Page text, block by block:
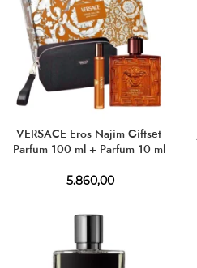
VERSACE Eros Najim Giftset
Parfum 100 ml + Parfum 10 ml
5.860,00